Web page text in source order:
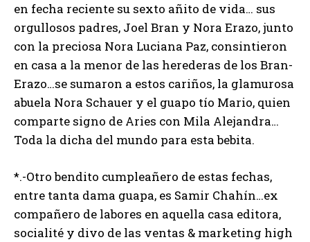
en fecha reciente su sexto añito de vida… sus
orgullosos padres, Joel Bran y Nora Erazo, junto
con la preciosa Nora Luciana Paz, consintieron
en casa a la menor de las herederas de los Bran-
Erazo…se sumaron a estos cariños, la glamurosa
abuela Nora Schauer y el guapo tío Mario, quien
comparte signo de Aries con Mila Alejandra…
Toda la dicha del mundo para esta bebita.
*.-Otro bendito cumpleañero de estas fechas,
entre tanta dama guapa, es Samir Chahín…ex
compañero de labores en aquella casa editora,
socialité y divo de las ventas & marketing high